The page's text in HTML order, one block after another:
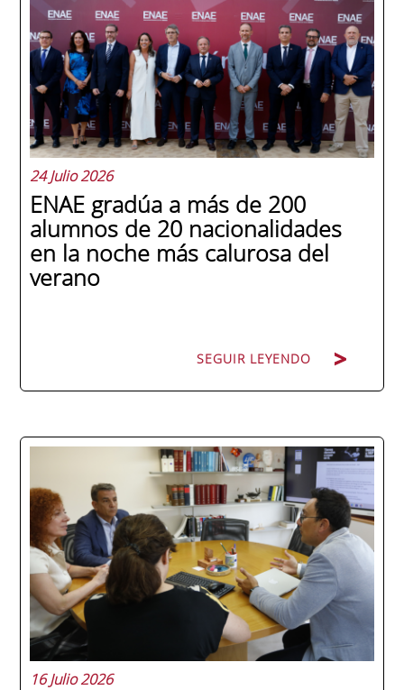
24 Julio 2026
ENAE gradúa a más de 200
alumnos de 20 nacionalidades
en la noche más calurosa del
verano
SEGUIR LEYENDO
La promoción 2025/2026 de ENAE Business
School se convirtió en una de las más
internacionales de la historia de la escuela
en una ceremonia celebrada en Murcia
con 44 grados y más de 600 asistentes.
Ricardo Navarro, vicepresidente senior de
Generac Power Systems en Estados Unidos
y antiguo alumno...
16 Julio 2026